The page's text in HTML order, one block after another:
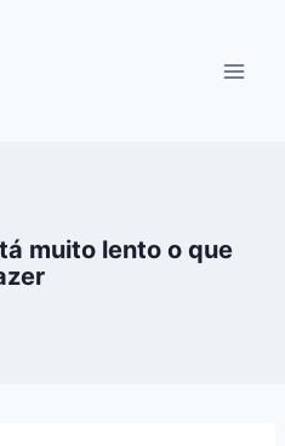
muito lento o que